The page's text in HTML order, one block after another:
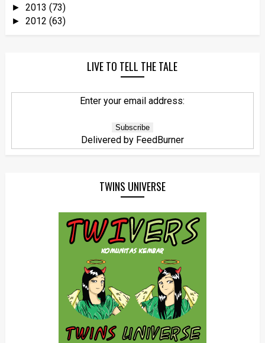
► 2013 (73)
► 2012 (63)
LIVE TO TELL THE TALE
Enter your email address:
Delivered by FeedBurner
TWINS UNIVERSE